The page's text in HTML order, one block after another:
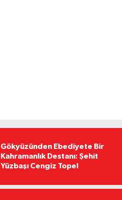
Gökyüzünden Ebediyete Bir
Kahramanlık Destanı: Şehit
Yüzbaşı Cengiz Topel